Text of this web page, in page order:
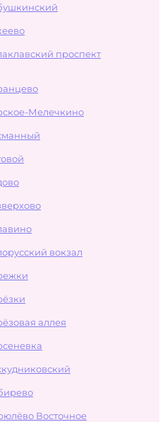
проспект
Мелечкино
вокзал
аллея
Восточное